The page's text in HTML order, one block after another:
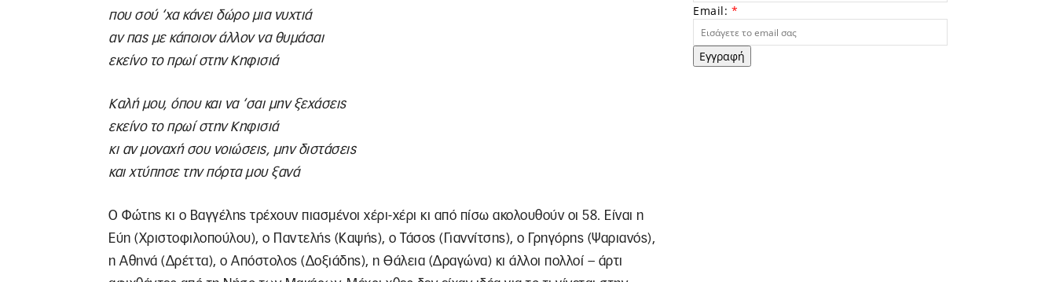
που σού ‘χα κάνει δώρο μια νυχτιά
αν πας με κάποιον άλλον να θυμάσαι
εκείνο το πρωί στην Κηφισιά
Καλή μου, όπου και να ‘σαι μην ξεχάσεις
εκείνο το πρωί στην Κηφισιά
κι αν μοναχή σου νοιώσεις, μην διστάσεις
και χτύπησε την πόρτα μου ξανά
Ο Φώτης κι ο Βαγγέλης τρέχουν πιασμένοι χέρι-χέρι κι από πίσω ακολουθούν οι 58. Είναι η
Εύη (Χριστοφιλοπούλου), ο Παντελής (Καψής), ο Τάσος (Γιαννίτσης), ο Γρηγόρης (Ψαριανός),
η Αθηνά (Δρέττα), ο Απόστολος (Δοξιάδης), η Θάλεια (Δραγώνα) κι άλλοι πολλοί – άρτι
Email: *
Εγγραφή